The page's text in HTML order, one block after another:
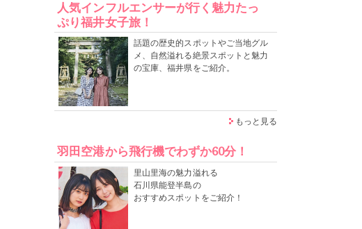
人気インフルエンサーが行く魅力たっ
ぷり福井女子旅！
話題の歴史的スポットやご当地グル
メ、自然溢れる絶景スポットと魅力
の宝庫、福井県をご紹介。
もっと見る
羽田空港から飛行機でわずか60分！
里山里海の魅力溢れる
石川県能登半島の
おすすめスポットをご紹介！